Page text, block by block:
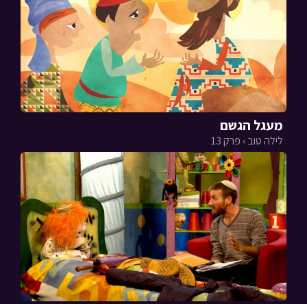
מעגל הגשם
לילה טוב › פרק 13